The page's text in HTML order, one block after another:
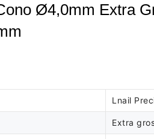
Ø4,0mm Extra
Lnail
Extra